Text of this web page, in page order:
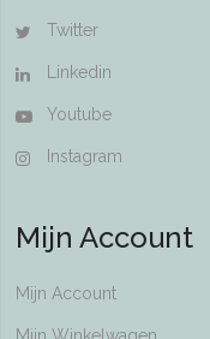
Twitter
Linkedin
Youtube
Instagram
Mijn Account
Mijn Account